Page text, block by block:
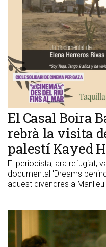
El Casal ​Boira
rebrà la visita
palestí Kayed
El periodista, ara refugiat,
documental 'Dreams
aquest divendres a Manlleu